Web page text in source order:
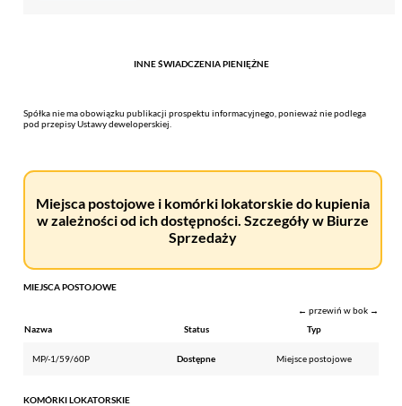
INNE ŚWIADCZENIA PIENIĘŻNE
Spółka nie ma obowiązku publikacji prospektu informacyjnego, ponieważ nie podlega
pod przepisy Ustawy deweloperskiej.
Miejsca postojowe i komórki lokatorskie do kupienia
w zależności od ich dostępności. Szczegóły w Biurze
Sprzedaży
MIEJSCA POSTOJOWE
← przewiń w bok →
Nazwa
Status Typ
MP/-1/59/60P Dostępne Miejsce postojowe
KOMÓRKI LOKATORSKIE